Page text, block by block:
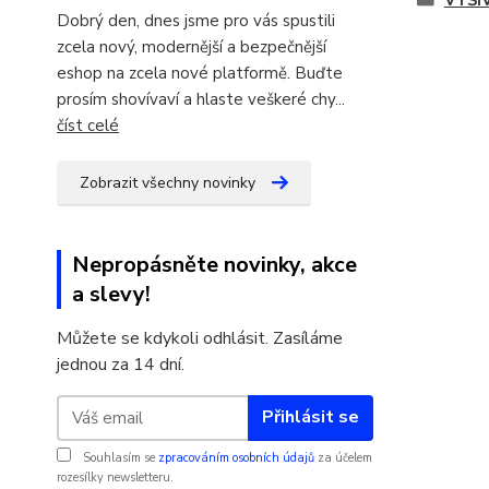
Dobrý den, dnes jsme pro vás spustili
zcela nový, modernější a bezpečnější
eshop na zcela nové platformě. Buďte
prosím shovívaví a hlaste veškeré chy...
číst celé
Zobrazit všechny novinky
Nepropásněte novinky, akce
a slevy!
Můžete se kdykoli odhlásit. Zasíláme
jednou za 14 dní.
Přihlásit se
Souhlasím se zpracováním osobních údajů za účelem
rozesílky newsletteru.